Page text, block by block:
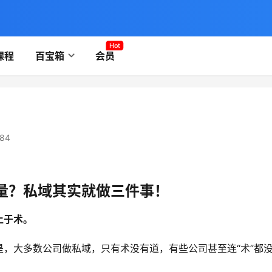
程 百宝箱 会员
Hot
私域其实就做三件事！
术。
大多数公司做私域，只有术没有道，有些公司甚至连“术”都